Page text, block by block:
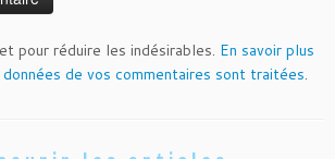
pour réduire les indésirables. En savoir plus
de vos commentaires sont traitées.